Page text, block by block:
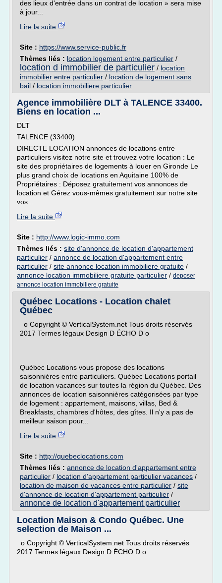
des lieux d'entrée dans un contrat de location » sera mise
à jour...
Lire la suite
Site : https://www.service-public.fr
Thèmes liés : location logement entre particulier /
location d immobilier de particulier / location
immobilier entre particulier / location de logement sans
bail / location immobiliere particulier
Agence immobilière DLT à TALENCE 33400.
Biens en location ...
DLT
TALENCE (33400)
DIRECTE LOCATION annonces de locations entre
particuliers visitez notre site et trouvez votre location : Le
site des propriétaires de logements à louer en Gironde Le
plus grand choix de locations en Aquitaine 100% de
Propriétaires : Déposez gratuitement vos annonces de
location et Gérez vous-mêmes gratuitement sur notre site
vos...
Lire la suite
Site : http://www.logic-immo.com
Thèmes liés : site d'annonce de location d'appartement
particulier / annonce de location d'appartement entre
particulier / site annonce location immobiliere gratuite /
annonce location immobiliere gratuite particulier / deposer
annonce location immobiliere gratuite
Québec Locations - Location chalet
Québec
o Copyright © VerticalSystem.net Tous droits réservés
2017 Termes légaux Design D ÉCHO D o
Québec Locations vous propose des locations
saisonnières entre particuliers. Québec Locations portail
de location vacances sur toutes la région du Québec. Des
annonces de location saisonnières catégorisées par type
de logement : appartement, maisons, villas, Bed &
Breakfasts, chambres d'hôtes, des gîtes. Il n'y a pas de
meilleur saison pour...
Lire la suite
Site : http://quebeclocations.com
Thèmes liés : annonce de location d'appartement entre
particulier / location d'appartement particulier vacances /
location de maison de vacances entre particulier / site
d'annonce de location d'appartement particulier /
annonce de location d'appartement particulier
Location Maison & Condo Québec. Une
selection de Maison ...
o Copyright © VerticalSystem.net Tous droits réservés
2017 Termes légaux Design D ÉCHO D o